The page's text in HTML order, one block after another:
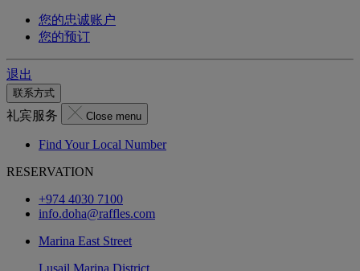
您的忠诚账户
您的预订
退出
联系方式
礼宾服务 Close menu
Find Your Local Number
RESERVATION
+974 4030 7100
info.doha@raffles.com
Marina East Street
Lusail Marina District